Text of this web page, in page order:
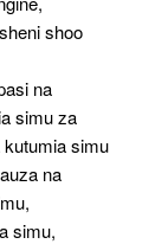
shoo
na
simu za
simu
na
simu,